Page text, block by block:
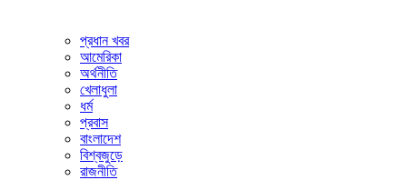
প্রধান খবর
আমেরিকা
অর্থনীতি
খেলাধুলা
ধর্ম
প্রবাস
বাংলাদেশ
বিশ্বজুড়ে
রাজনীতি